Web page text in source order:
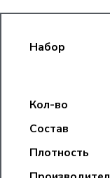
Набор
Кол-во
Состав
Плотность